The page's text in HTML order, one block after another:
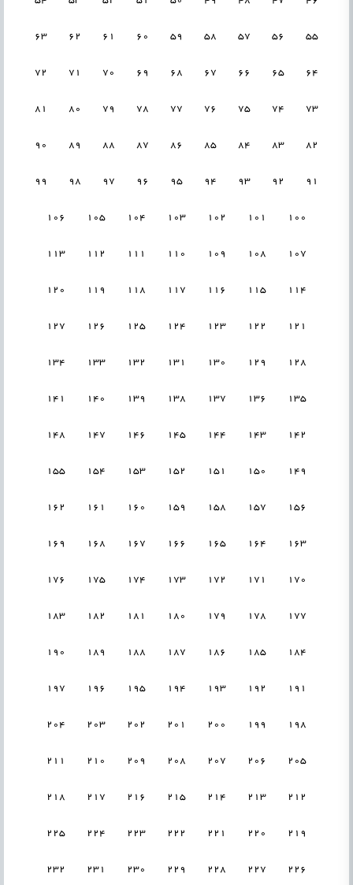
55
56
57
58
59
60
61
62
63
64
65
66
67
68
69
70
71
72
73
74
75
76
77
78
79
80
81
82
83
84
85
86
87
88
89
90
91
92
93
94
95
96
97
98
99
100
101
102
103
104
105
106
107
108
109
110
111
112
113
114
115
116
117
118
119
120
121
122
123
124
125
126
127
128
129
130
131
132
133
134
135
136
137
138
139
140
141
142
143
144
145
146
147
148
149
150
151
152
153
154
155
156
157
158
159
160
161
162
163
164
165
166
167
168
169
170
171
172
173
174
175
176
177
178
179
180
181
182
183
184
185
186
187
188
189
190
191
192
193
194
195
196
197
198
199
200
201
202
203
204
205
206
207
208
209
210
211
212
213
214
215
216
217
218
219
220
221
222
223
224
225
226
227
228
229
230
231
232